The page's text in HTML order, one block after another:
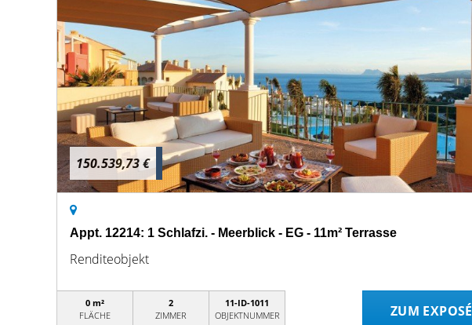
150.539,73 €
Appt. 12214: 1 Schlafzi. - Meerblick - EG - 11m² Terrasse
Renditeobjekt
0 m²
FLÄCHE
2
ZIMMER
11-ID-1011
OBJEKTNUMMER
ZUM EXPOSÉ